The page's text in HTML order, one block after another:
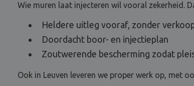
Wie muren laat injecteren wil vooral zekerheid.
Heldere uitleg vooraf, zonder
Doordacht boor- en injectieplan
Zoutwerende bescherming zodat
Ook in Leuven leveren we proper werk op, met